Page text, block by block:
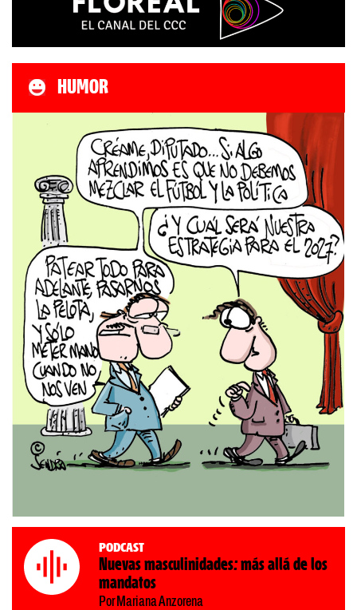
HUMOR
Podcast
Nuevas masculinidades: más allá de los
mandatos
Por Mariana Anzorena